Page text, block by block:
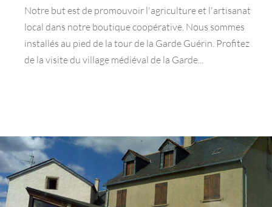
Notre but est de promouvoir l'agriculture et l'artisanat
local dans notre boutique coopérative. Nous sommes
installés au pied de la tour de la Garde Guérin. Profitez
de la visite du village médiéval de la Garde...